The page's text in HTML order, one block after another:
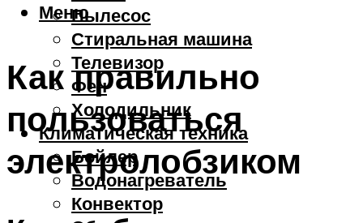
Пылесос
Стиральная машина
Телевизор
Фен
Холодильник
Климатическая техника
Бойлер
Водонагреватель
Конвектор
Меню
Как правильно
пользоваться
электролобзиком